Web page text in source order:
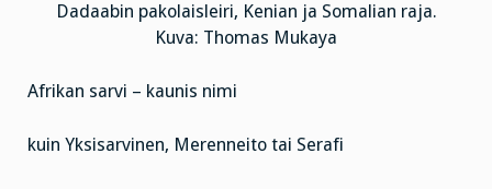
Dadaabin pakolaisleiri, Kenian ja Somalian raja.
Kuva: Thomas Mukaya
Afrikan sarvi – kaunis nimi
kuin Yksisarvinen, Merenneito tai Serafi